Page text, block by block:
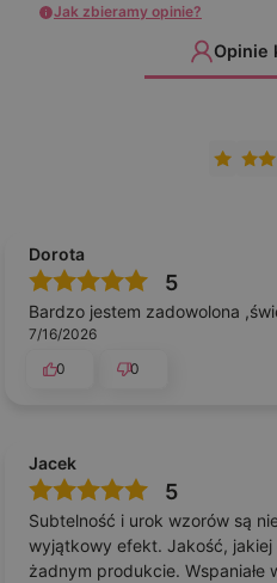
Jak zbieramy opinie?
Opinie
Dorota
5
Bardzo jestem zadowolona
7/16/2026
0
0
Jacek
5
Subtelność i urok wzorów są
wyjątkowy efekt. Jakość, jakiej
żadnym produkcie. Wspaniałe